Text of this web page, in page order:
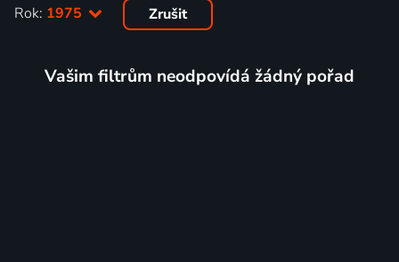
Rok: 1975 Zrušit
Vašim filtrům neodpovídá žádný pořad